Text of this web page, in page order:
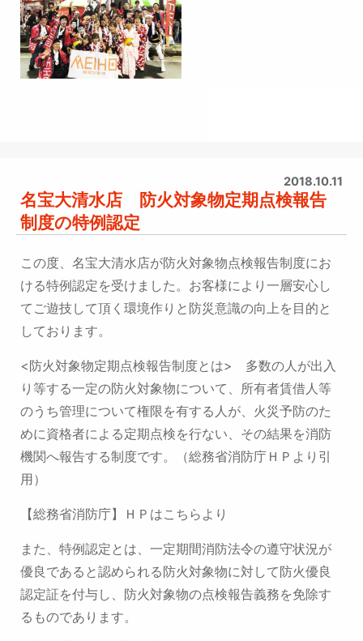
2018.10.11
名宝大清水店 防火対象物定期点検報告
制度の特例認定
この度、名宝大清水店が防火対象物点検報告制度にお
ける特例認定を受けました。 お客様により一層安心し
てご遊技して頂く環境作りと防災意識の向上を目的と
しております。
<防火対象物定期点検報告制度とは> 多数の人が出入
り等する一定の防火対象物について、 所有者賃借人等
のうち管理について権限を有する人が、 火災予防のた
めに資格者による定期点検を行ない、 その結果を消防
機関へ報告する制度です。
（総務省消防庁ＨＰより引
用）
【総務省消防庁】ＨＰはこちらより
また、特例認定とは、一定期間消防法令の遵守状況が
優良であると認められる防火対象物に対して防火優良
認定証を付与し、防火対象物の点検報告義務を免除す
るものであります。